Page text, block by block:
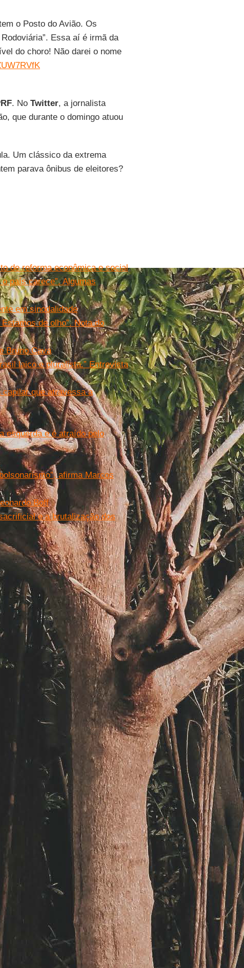
o Posto do Avião. Os
Essa aí é irmã da
do choro! Não darei o nome
. No Twitter, a jornalista
que durante o domingo atuou
Um clássico da extrema
parava ônibus de eleitores?
de reforma econômica e social
país carece”. Algumas
em sinodalidade
de olho”. Nota do
Bruno Cava
laico e pluralista.” Entrevista
que atravessa a
esquerda e é atraído pelo
afirma Marcos
Boff
e a brutalização dos